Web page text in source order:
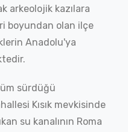
arkeolojik kazılara
boyundan olan ilçe
Anadolu'ya
sürdüğü
Kısık mevkisinde
su kanalının Roma